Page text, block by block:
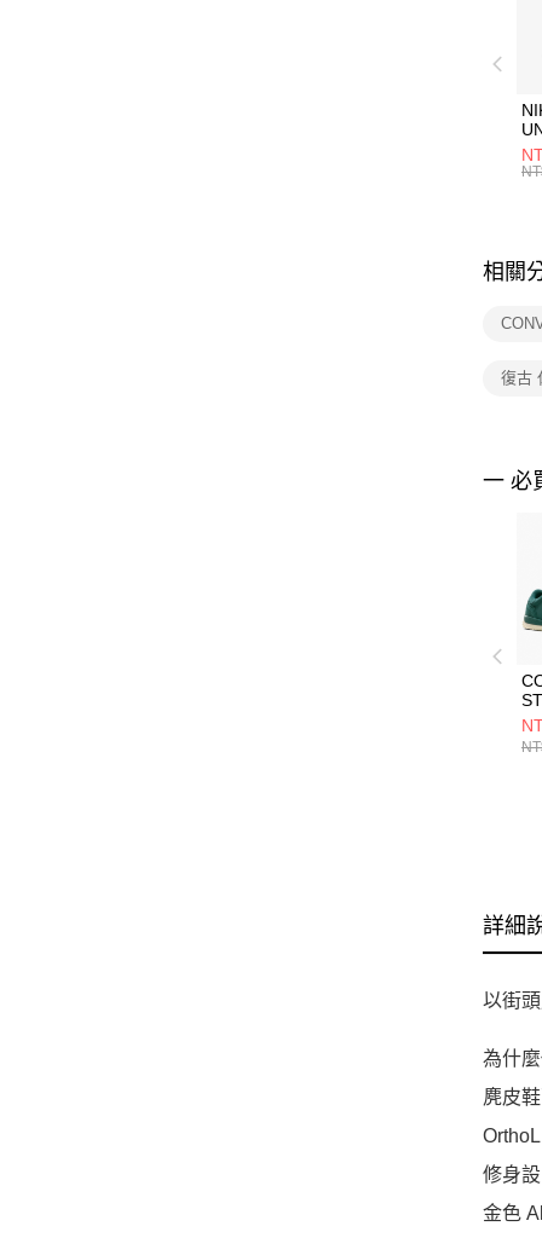
統
相關
復古
一 必
詳細
以街
為什
麂皮
修身
金色